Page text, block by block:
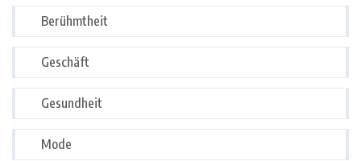
Berühmtheit
Geschäft
Gesundheit
Mode